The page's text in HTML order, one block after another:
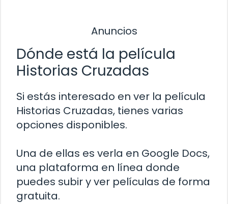
Anuncios
Dónde está la película
Historias Cruzadas
Si estás interesado en ver la película
Historias Cruzadas, tienes varias
opciones disponibles.
Una de ellas es verla en Google Docs,
una plataforma en línea donde
puedes subir y ver películas de forma
gratuita.